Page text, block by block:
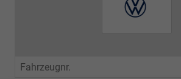
Fahrzeugnr.